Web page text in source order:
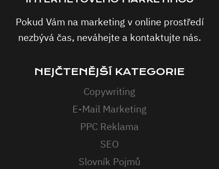
Pokud Vám na marketing v online prostředí
nezbývá čas, neváhejte a kontaktujte nás.
NEJČTENĚJŠÍ KATEGORIE
Copywriting
E-Mail Marketing
PPC Reklama
SEO
Slovník Pojmů